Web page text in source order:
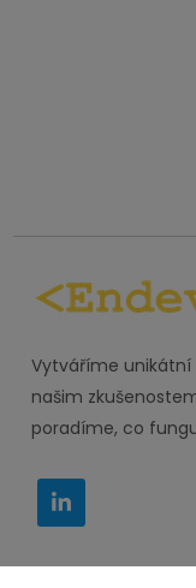
Vytváříme unikátní
našim
poradíme, co